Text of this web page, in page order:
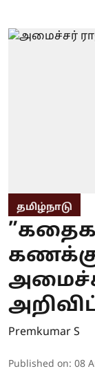
தமிழ்நாடு
Premkumar S
Published on: 08